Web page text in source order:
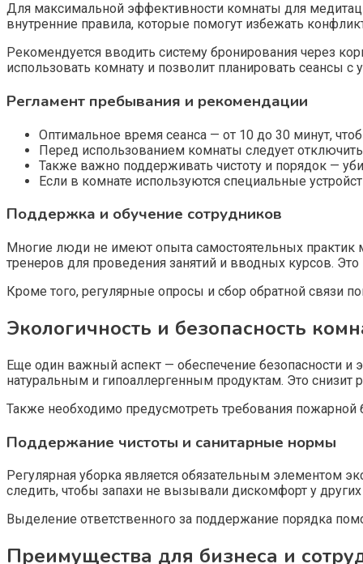
Для максимальной эффективности комнаты для
внутренние правила, которые помогут избежать
Рекомендуется вводить систему бронирования через
использовать комнату и позволит планировать сеансы с
Регламент пребывания и рекомендации
Оптимальное время сеанса — от 10 до 30 минут,
Перед использованием комнаты следует
Также важно поддерживать чистоту и порядок —
Если в комнате используются специальные
Поддержка и обучение сотрудников
Многие люди не имеют опыта самостоятельных практик
тренеров для проведения занятий и вводных курсов.
Кроме того, регулярные опросы и сбор обратной связи
Экологичность и безопасность
Еще один важный аспект — обеспечение безопасности и
натуральным и гипоаллергенным продуктам. Это
Также необходимо предусмотреть требования пожарной
Поддержание чистоты и санитарные нормы
Регулярная уборка является обязательным элементом
следить, чтобы запахи не вызывали дискомфорт у
Выделение ответственного за поддержание порядка
Преимущества для бизнеса и